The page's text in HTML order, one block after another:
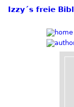
Izzy´s freie